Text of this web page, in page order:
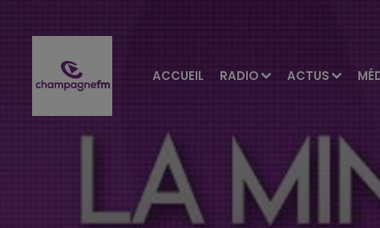
ACCUEIL RADIO ACTUS